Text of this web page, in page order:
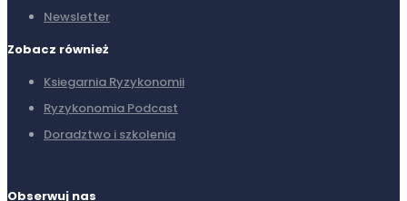
Newsletter
Zobacz również
Ksiegarnia Ryzykonomii
Ryzykonomia Podcast
Doradztwo i szkolenia
Obserwuj nas